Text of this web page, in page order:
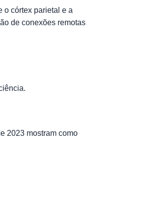
o córtex parietal e a
de conexões remotas
2023 mostram como